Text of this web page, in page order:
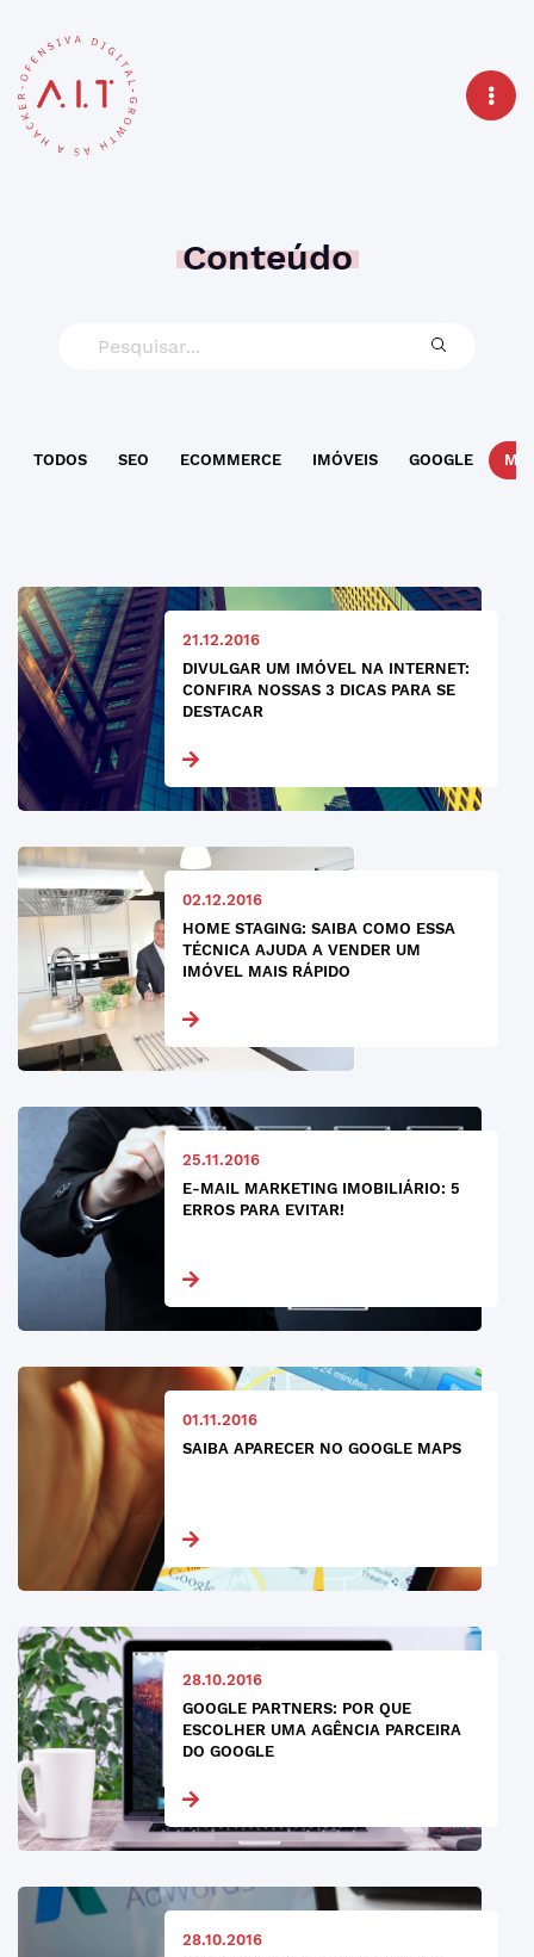
Conteúdo
TODOS SEO ECOMMERCE IMÓVEIS GOOGLE
21.12.2016
DIVULGAR UM IMÓVEL NA INTERNET:
CONFIRA NOSSAS 3 DICAS PARA SE
DESTACAR
02.12.2016
HOME STAGING: SAIBA COMO ESSA
TÉCNICA AJUDA A VENDER UM
IMÓVEL MAIS RÁPIDO
25.11.2016
E-MAIL MARKETING IMOBILIÁRIO: 5
ERROS PARA EVITAR!
01.11.2016
SAIBA APARECER NO GOOGLE MAPS
28.10.2016
GOOGLE PARTNERS: POR QUE
ESCOLHER UMA AGÊNCIA PARCEIRA
DO GOOGLE
28.10.2016